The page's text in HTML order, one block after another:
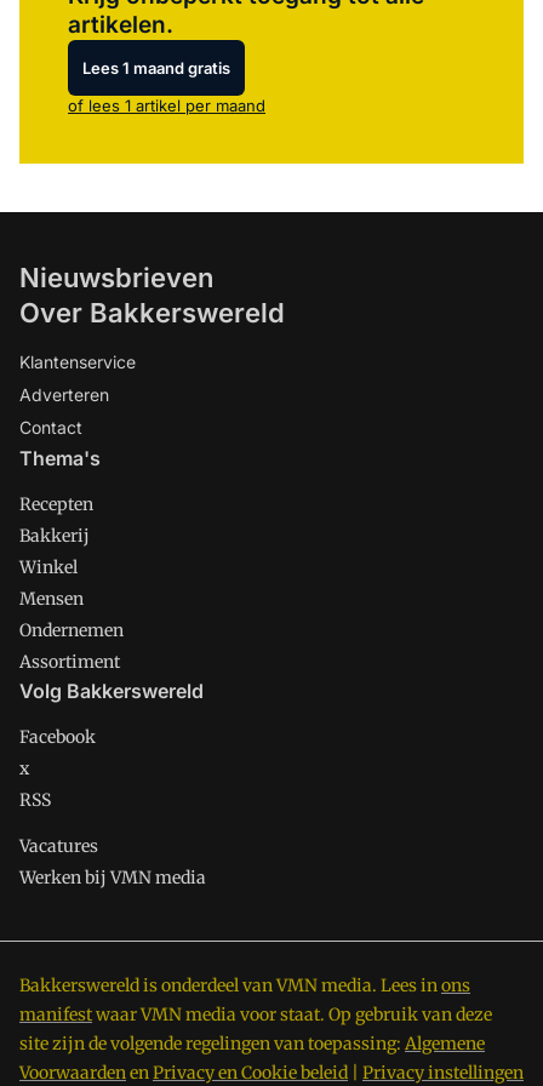
artikelen.
Lees 1 maand gratis
of lees 1 artikel per maand
Nieuwsbrieven
Over Bakkerswereld
Klantenservice
Adverteren
Contact
Thema's
Recepten
Bakkerij
Winkel
Mensen
Ondernemen
Assortiment
Volg Bakkerswereld
Facebook
x
RSS
Vacatures
Werken bij VMN media
Bakkerswereld is onderdeel van VMN media. Lees inons
manifestwaar VMN media voor staat. Op gebruik van deze
site zijn de volgende regelingen van toepassing: Algemene
VoorwaardenenPrivacy en Cookie beleid Privacy instellingen